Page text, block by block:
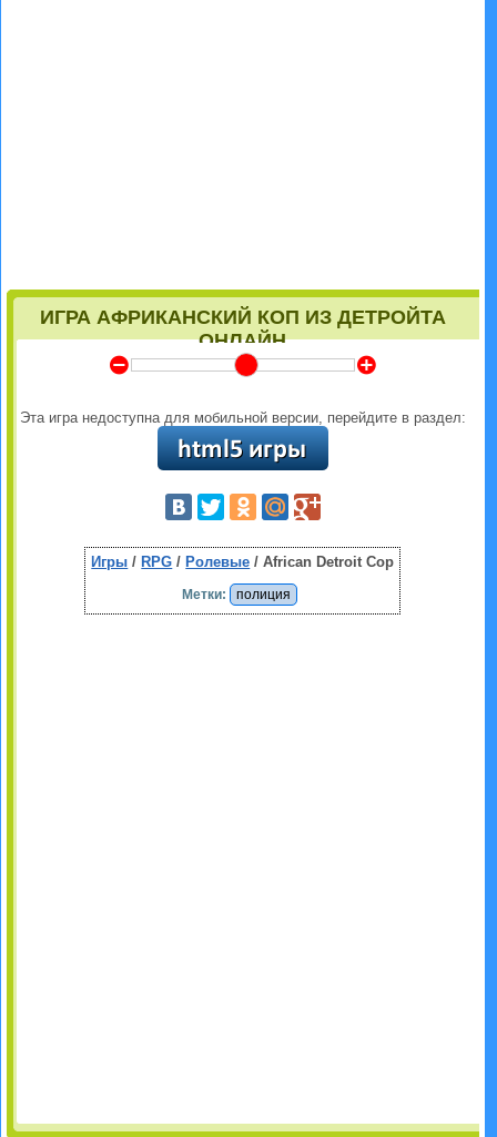
ИГРА АФРИКАНСКИЙ КОП ИЗ ДЕТРОЙТА
ОНЛАЙН
Y Z
Эта игра недоступна для мобильной версии, перейдите в раздел:
Игры / RPG / Ролевые / African Detroit Cop
Метки: полиция